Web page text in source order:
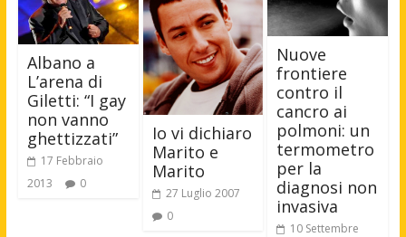
Albano a
L’arena di
Giletti: “I gay
non vanno
ghettizzati”
17 Febbraio
2013
0
Io vi dichiaro
Marito e
Marito
27 Luglio 2007
0
Nuove
frontiere
contro il
cancro ai
polmoni: un
termometro
per la
diagnosi non
invasiva
10 Settembre